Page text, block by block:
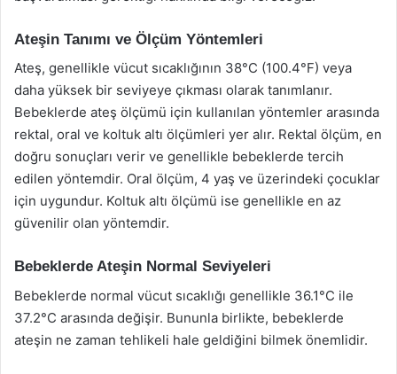
Ateşin Tanımı ve Ölçüm Yöntemleri
Ateş, genellikle vücut sıcaklığının 38°C (100.4°F) veya
daha yüksek bir seviyeye çıkması olarak tanımlanır.
Bebeklerde ateş ölçümü için kullanılan yöntemler arasında
rektal, oral ve koltuk altı ölçümleri yer alır. Rektal ölçüm, en
doğru sonuçları verir ve genellikle bebeklerde tercih
edilen yöntemdir. Oral ölçüm, 4 yaş ve üzerindeki çocuklar
için uygundur. Koltuk altı ölçümü ise genellikle en az
güvenilir olan yöntemdir.
Bebeklerde Ateşin Normal Seviyeleri
Bebeklerde normal vücut sıcaklığı genellikle 36.1°C ile
37.2°C arasında değişir. Bununla birlikte, bebeklerde
ateşin ne zaman tehlikeli hale geldiğini bilmek önemlidir.